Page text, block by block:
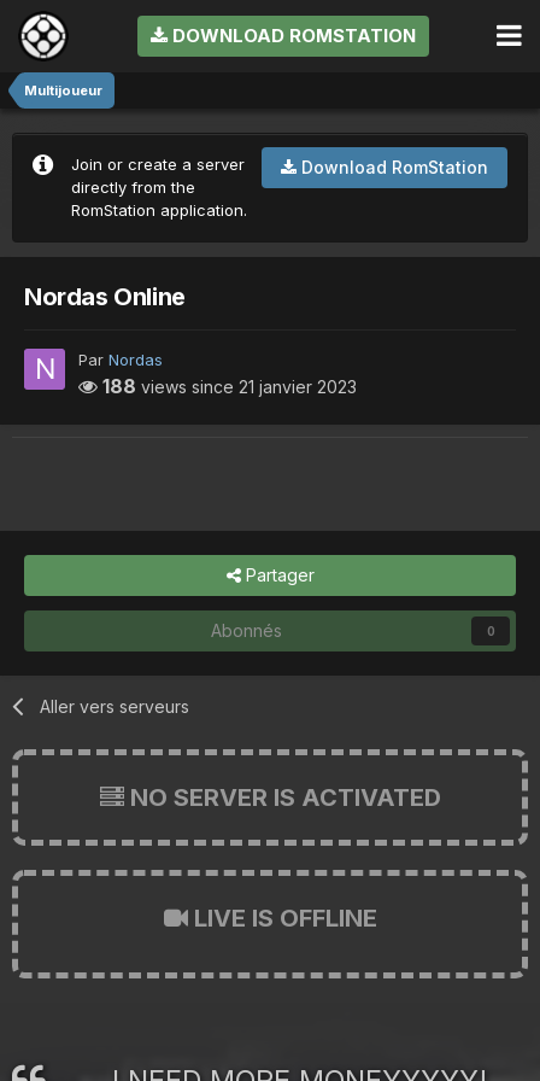
DOWNLOAD ROMSTATION
Multijoueur
Download RomStation
Join or create a server
directly from the
RomStation application.
Nordas Online
Par Nordas
188 views since 21 janvier 2023
Partager
Abonnés 0
Aller vers serveurs
NO SERVER IS ACTIVATED
LIVE IS OFFLINE